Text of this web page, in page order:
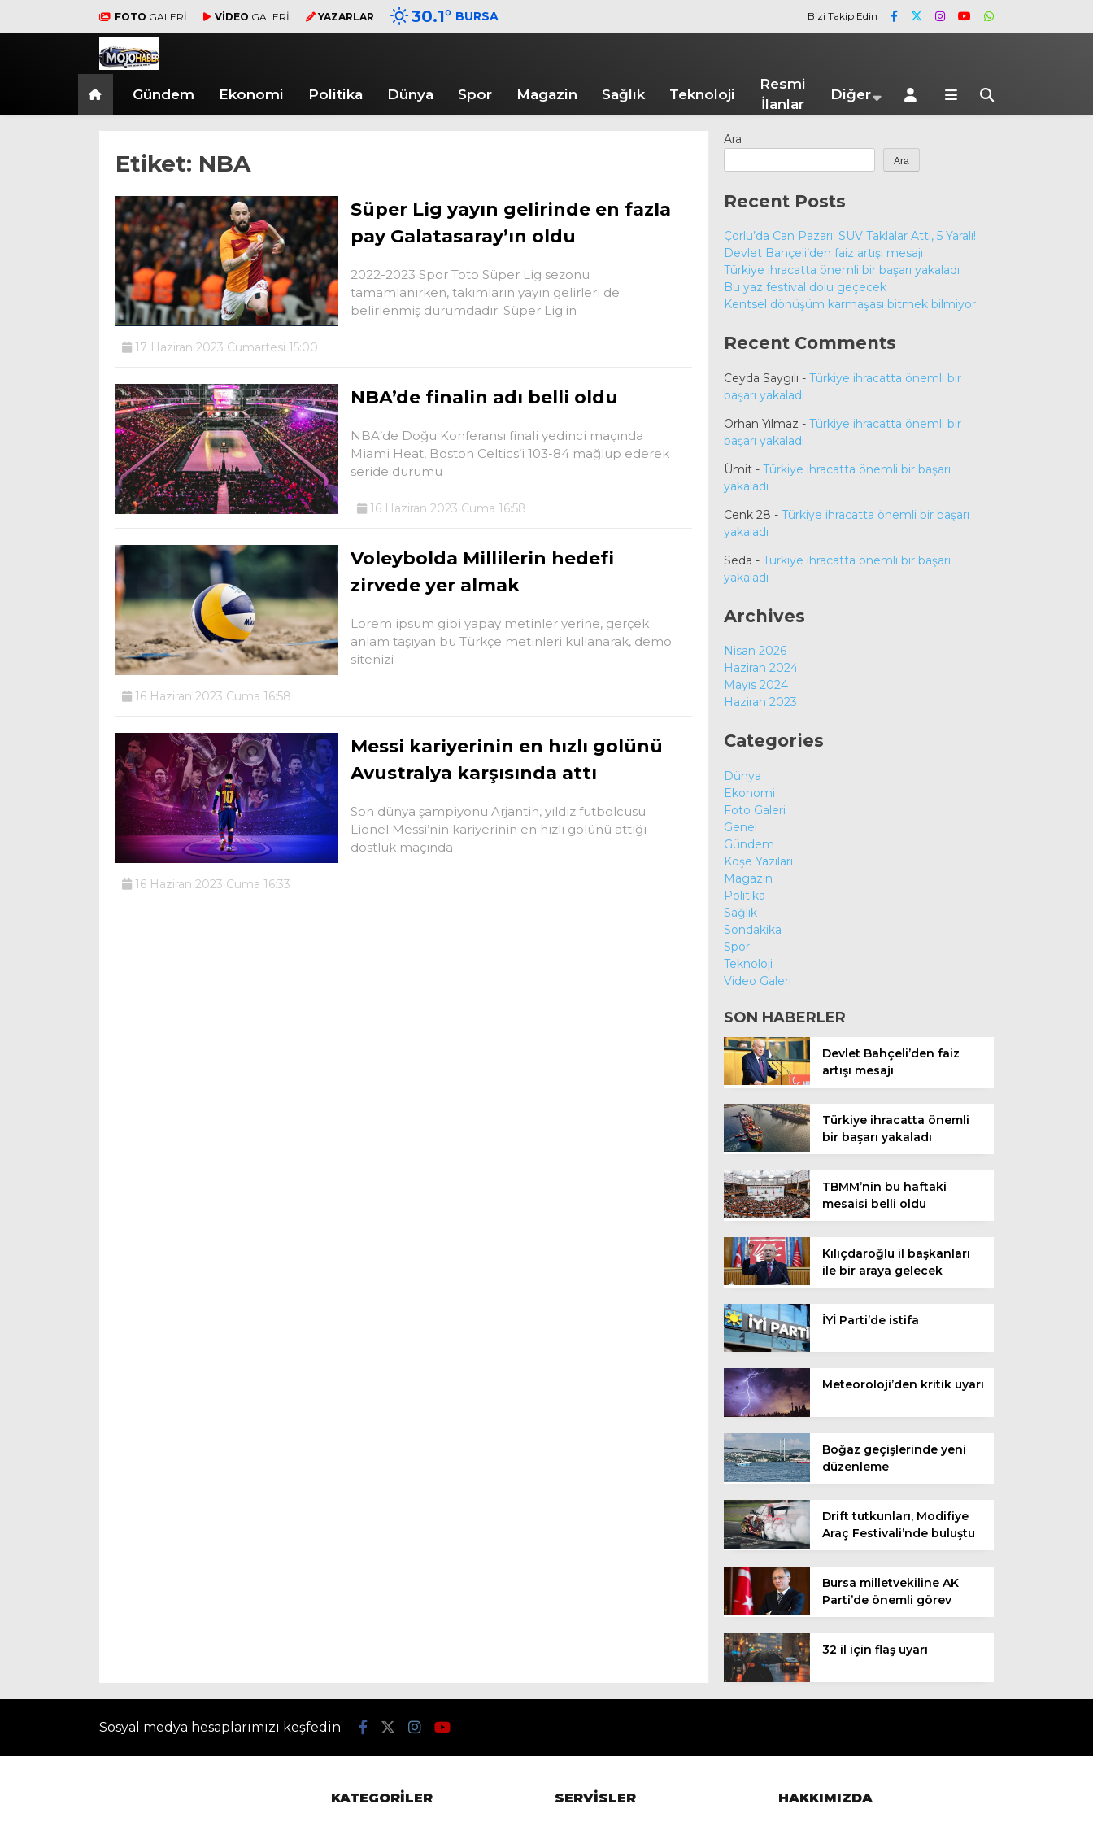
FOTO GALERİ VİDEO GALERİ YAZARLAR 30.1° BURSA Bizi Takip Edin
Gündem Ekonomi Politika Dünya Spor Magazin Sağlık Teknoloji
Resmi
İlanlar
Diğer
Etiket: NBA
Süper Lig yayın gelirinde en fazla
pay Galatasaray’ın oldu
2022-2023 Spor Toto Süper Lig sezonu
tamamlanırken, takımların yayın gelirleri de
belirlenmiş durumdadır. Süper Lig'in
17 Haziran 2023 Cumartesi 15:00
NBA’de finalin adı belli oldu
NBA’de Doğu Konferansı finali yedinci maçında
Miami Heat, Boston Celtics’i 103-84 mağlup ederek
seride durumu
16 Haziran 2023 Cuma 16:58
Voleybolda Millilerin hedefi
zirvede yer almak
Lorem ipsum gibi yapay metinler yerine, gerçek
anlam taşıyan bu Türkçe metinleri kullanarak, demo
sitenizi
16 Haziran 2023 Cuma 16:58
Messi kariyerinin en hızlı golünü
Avustralya karşısında attı
Son dünya şampiyonu Arjantin, yıldız futbolcusu
Lionel Messi’nin kariyerinin en hızlı golünü attığı
dostluk maçında
16 Haziran 2023 Cuma 16:33
Ara
Ara
Recent Posts
Çorlu’da Can Pazarı: SUV Taklalar Attı, 5 Yaralı!
Devlet Bahçeli’den faiz artışı mesajı
Türkiye ihracatta önemli bir başarı yakaladı
Bu yaz festival dolu geçecek
Kentsel dönüşüm karmaşası bitmek bilmiyor
Recent Comments
Ceyda Saygılı -Türkiye ihracatta önemli bir
başarı yakaladı
Orhan Yılmaz -Türkiye ihracatta önemli bir
başarı yakaladı
Ümit -Türkiye ihracatta önemli bir başarı
yakaladı
Cenk 28 -Türkiye ihracatta önemli bir başarı
yakaladı
Seda -Türkiye ihracatta önemli bir başarı
yakaladı
Archives
Nisan 2026
Haziran 2024
Mayıs 2024
Haziran 2023
Categories
Dünya
Ekonomi
Foto Galeri
Genel
Gündem
Köşe Yazıları
Magazin
Politika
Sağlık
Sondakika
Spor
Teknoloji
Video Galeri
SON HABERLER
Devlet Bahçeli’den faiz
artışı mesajı
Türkiye ihracatta önemli
bir başarı yakaladı
TBMM’nin bu haftaki
mesaisi belli oldu
Kılıçdaroğlu il başkanları
ile bir araya gelecek
İYİ Parti’de istifa
Meteoroloji’den kritik uyarı
Boğaz geçişlerinde yeni
düzenleme
Drift tutkunları, Modifiye
Araç Festivali’nde buluştu
Bursa milletvekiline AK
Parti’de önemli görev
32 il için flaş uyarı
Sosyal medya hesaplarımızı keşfedin
KATEGORİLER SERVİSLER HAKKIMIZDA